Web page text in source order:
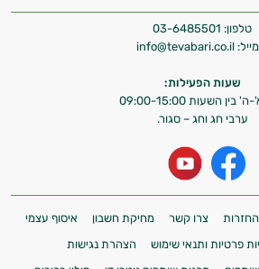
טלפון: 03-6485501
info@tevabari.co.il
שעות הפעילות:
בין השעות 09:00-15:00
ערבי חג וחג – סגור.
החזרות צרו קשר מחיקת חשבון
איסוף עצמי
פרטיות ותנאי שימוש
הצהרת נגישות